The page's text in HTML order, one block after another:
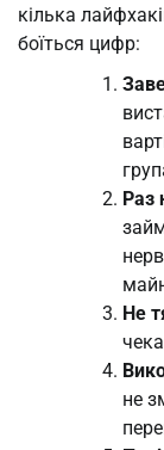
кілька
боїться цифр:
Раз
Не
не